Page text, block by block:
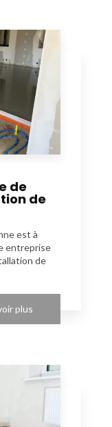
de
de
est à
entreprise
de
plus